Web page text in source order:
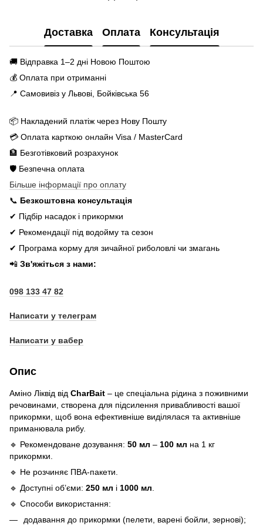
Доставка Оплата Консультація
🚚 Відправка 1–2 дні Новою Поштою
💰 Оплата при отриманні
📍 Самовивіз у Львові, Бойківська 56
📦 Накладений платіж через Нову Пошту
💳 Оплата карткою онлайн Visa / MasterCard
🏦 Безготівковий розрахунок
🛡️ Безпечна оплата
Більше інформації про оплату
📞 Безкоштовна консультація
✔ Підбір насадок і прикормки
✔ Рекомендації під водойму та сезон
✔ Програма корму для зичайної риболовлі чи змагань
📲 Зв'яжіться з нами:
098 133 47 82
Написати у телеграм
Написати у вабер
Опис
Аміно Ліквід від CharBait – це спеціальна рідина з поживними
речовинами, створена для підсилення привабливості вашої
прикормки, щоб вона ефективніше виділялася та активніше
приманювала рибу.
🔹 Рекомендоване дозування: 50 мл – 100 мл на 1 кг
прикормки.
🔹 Не розчиняє ПВА-пакети.
🔹 Доступні об’єми: 250 мл і 1000 мл
🔹 Способи використання:
додавання до прикормки (пелети, варені бойли, зернові);